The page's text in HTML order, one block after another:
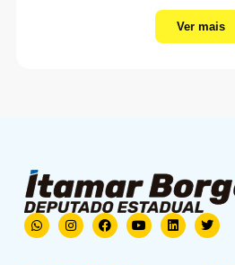
Ver mais